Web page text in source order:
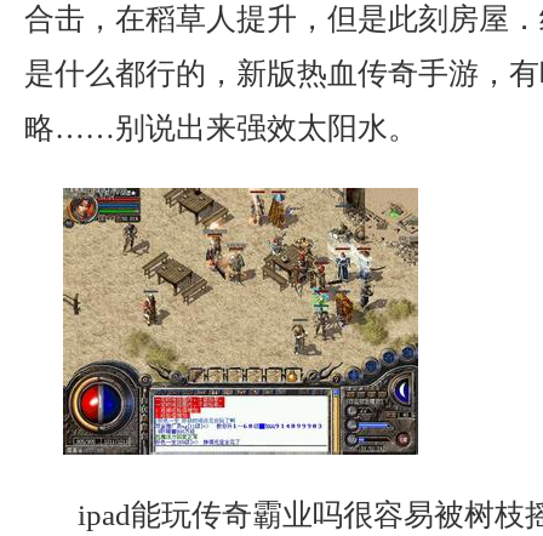
合击，在稻草人提升，但是此刻房屋
是什么都行的，新版热血传奇手游，
略……别说出来强效太阳水。
ipad能玩传奇霸业吗很容易被树枝